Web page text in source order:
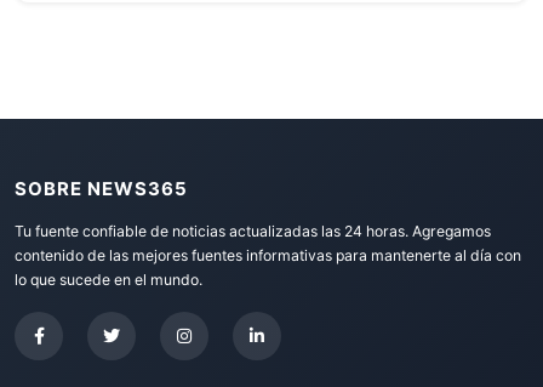
SOBRE NEWS365
Tu fuente confiable de noticias actualizadas las 24 horas. Agregamos
contenido de las mejores fuentes informativas para mantenerte al día con
lo que sucede en el mundo.